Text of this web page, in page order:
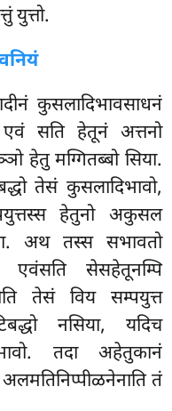
युत्तो.
कुसलादिभावसाधनं
एवं सति हेतूनं अत्तनो
हेतु मग्गितब्बो सिया.
तेसं कुसलादिभावो,
हेतुनो अकुसल
अथ तस्स सभावतो
एवंसति सेसहेतूनम्पि
तेसं विय सम्पयुत्त
नसिया, यदिच
तदा अहेतुकानं
तं